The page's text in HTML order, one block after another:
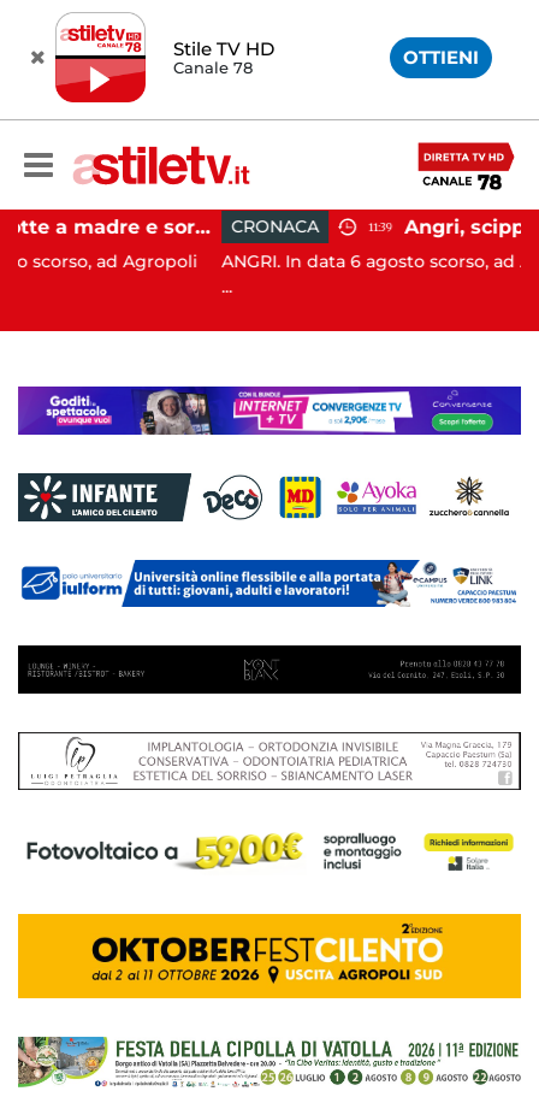
Stile TV HD
Canale 78 OTTIENI
Agropoli, botte a madre e sorella per ottenere denaro: 31enne in carcere CRONACA 11:39
ANGRI. In data 6 agosto scorso, ad Angri (SA), i